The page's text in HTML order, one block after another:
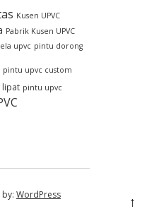
Kusen UPVC
Pabrik Kusen UPVC
upvc pintu dorong
pintu upvc custom
lipat pintu upvc
WordPress ↑